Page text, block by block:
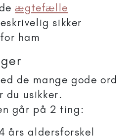
ægtefælle
sikker
ham
de mange gode ord
du usikker.
går på 2 ting:
års aldersforskel